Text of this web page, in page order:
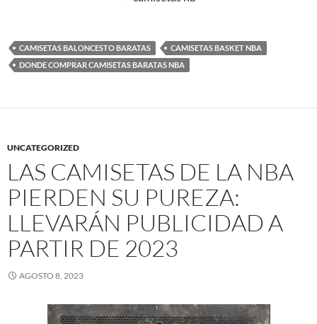
CAMISETAS BALONCESTO BARATAS
CAMISETAS BASKET NBA
DONDE COMPRAR CAMISETAS BARATAS NBA
UNCATEGORIZED
LAS CAMISETAS DE LA NBA
PIERDEN SU PUREZA:
LLEVARÁN PUBLICIDAD A
PARTIR DE 2023
AGOSTO 8, 2023